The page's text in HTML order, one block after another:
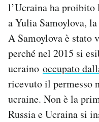
Regala il Post
Hai bisogno di aiuto?
l’Ucraina ha proibito
a Yulia Samoylova,
A Samoylova è stato
perché nel 2015 si
ucraino occupato
ricevuto il permesso
ucraine. Non è la
Russia e Ucraina si